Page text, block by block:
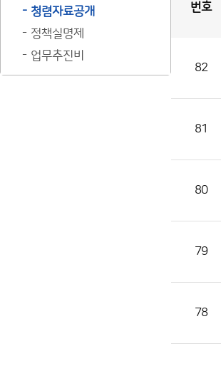
청렴자료공개
정책실명제
업무추진비
목
록
록
첨
번호
82
81
80
79
78